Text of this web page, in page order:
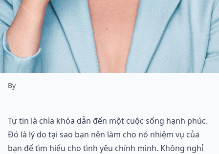
By
Tự tin là chìa khóa dẫn đến một cuộc sống hạnh phúc.
Đó là lý do tại sao bạn nên làm cho nó nhiệm vụ của
bạn để tìm hiểu cho tình yêu chính mình. Không nghỉ